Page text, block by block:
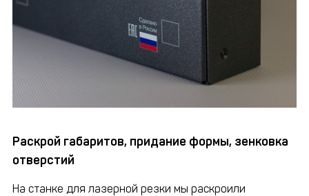
Раскрой габаритов, придание формы, зенковка
отверстий
На станке для лазерной резки мы раскроили